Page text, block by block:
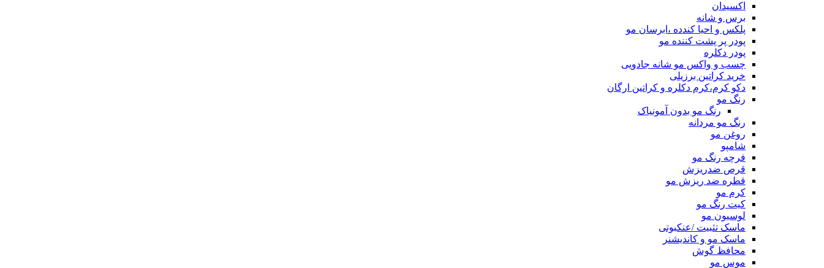
اکسیدان
برس و شانه
پلکس و احیا کندده ،ابرسان مو
پودر پر پشت کننده مو
پودر دکلره
چسب و واکس مو شانه جادویی
خرید کراتین برزیلی
دکو کرم،کرم دکلره و کراتین ارگان
رنگ مو
رنگ مو بدون آمونیاک
رنگ مو مردانه
روغن مو
شامپو
فرچه رنگ مو
قرص ضدریزش
قطره ضد ریزش مو
کرم مو
کیت رنگ مو
لوسیون مو
ماسک تثبیت /عنکبوتی
ماسک مو و کاندیشنر
محافظ گوش
موس مو